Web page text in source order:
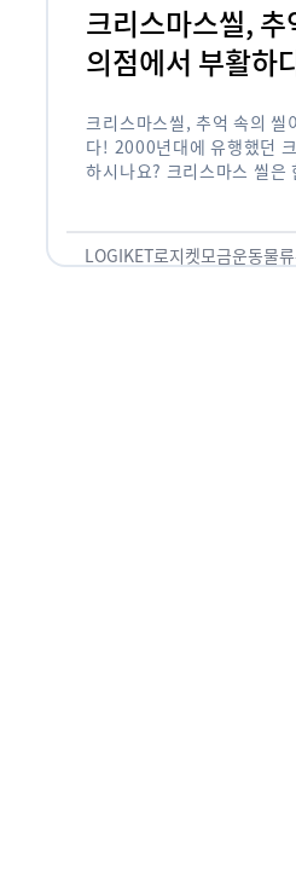
크리스마스씰, 추
의점에서 부활하
크리스마스씰, 추억 속의 씰
다! 2000년대에 유행했던
하시나요? 크리스마스 씰은
LOGIKET로지켓모금운동물류